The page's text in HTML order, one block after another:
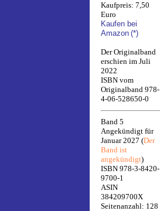
Kaufpreis: 7,50
Euro
Kaufen bei
Amazon (*)
Der Originalband
erschien im Juli
2022
ISBN vom
Originalband 978-
4-06-528650-0
Band 5
Angekündigt für
Januar 2027 (Der
Band ist
angekündigt)
ISBN 978-3-8420-
9700-1
ASIN
384209700X
Seitenanzahl: 128